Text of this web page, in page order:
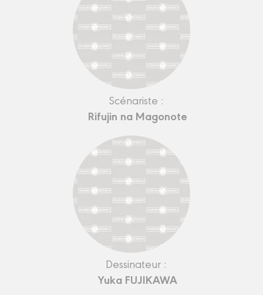
Scénariste :
Rifujin na Magonote
Dessinateur :
Yuka FUJIKAWA